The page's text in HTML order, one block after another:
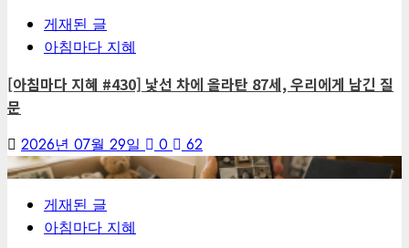
게재된 글
아침마다 지혜
[아침마다 지혜 #430] 낯선 차에 올라탄 87세, 우리에게 남긴 질
문
2026년 07월 29일 0
62
7
게재된 글
아침마다 지혜